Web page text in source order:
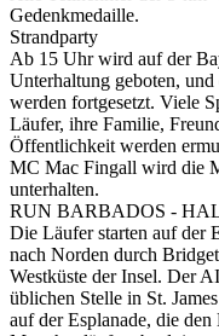
Gedenkmedaille.
Strandparty
Ab 15 Uhr wird auf der
Unterhaltung geboten,
werden fortgesetzt. Viele
Läufer, ihre Familie,
Öffentlichkeit werden
MC Mac Fingall wird die
unterhalten.
RUN BARBADOS -
Die Läufer starten auf der
nach Norden durch
Westküste der Insel. Der
üblichen Stelle in St.
auf der Esplanade, die